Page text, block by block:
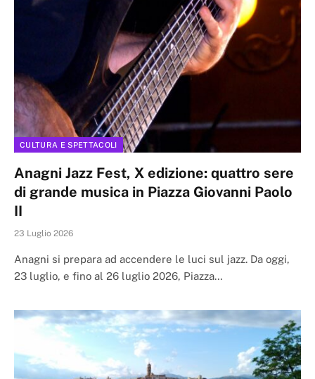
CULTURA E SPETTACOLI
Anagni Jazz Fest, X edizione: quattro sere
di grande musica in Piazza Giovanni Paolo
II
23 Luglio 2026
Anagni si prepara ad accendere le luci sul jazz. Da oggi,
23 luglio, e fino al 26 luglio 2026, Piazza…